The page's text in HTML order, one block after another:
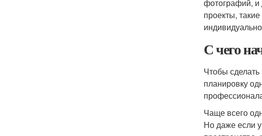
фотографий, и
проекты,
С чего
Чтобы
планировку
Чаще всего
Но даже если